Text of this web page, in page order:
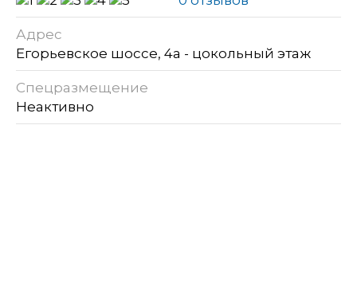
Адрес
Егорьевское шоссе, 4а - цокольный этаж
Спецразмещение
Неактивно